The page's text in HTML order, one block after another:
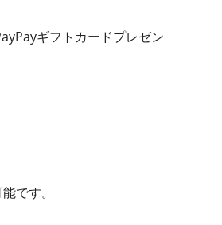
ギフトカードプレゼン
です。